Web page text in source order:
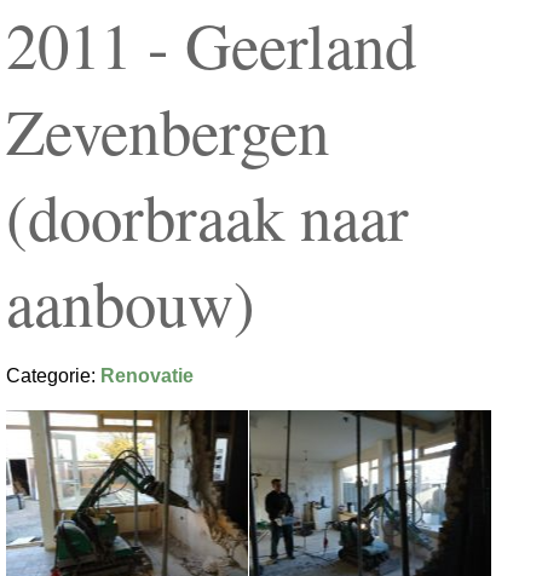
2011 - Geerland
Zevenbergen
(doorbraak naar
aanbouw)
Categorie: Renovatie